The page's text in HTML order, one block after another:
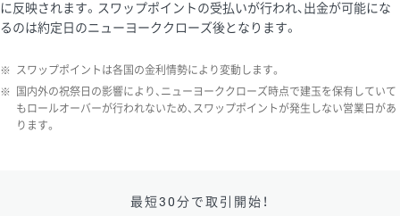
に反映されます。スワップポイントの受払いが行われ、出金が可能にな
るのは約定日のニューヨーククローズ後となります。
※ スワップポイントは各国の金利情勢により変動します。
※
国内外の祝祭日の影響により、ニューヨーククローズ時点で建玉を保有していて
もロールオーバーが行われないため、スワップポイントが発生しない営業日があ
ります。
最短30分で取引開始！